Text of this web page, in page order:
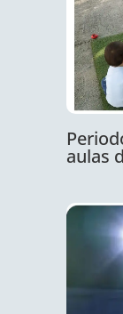
aulas